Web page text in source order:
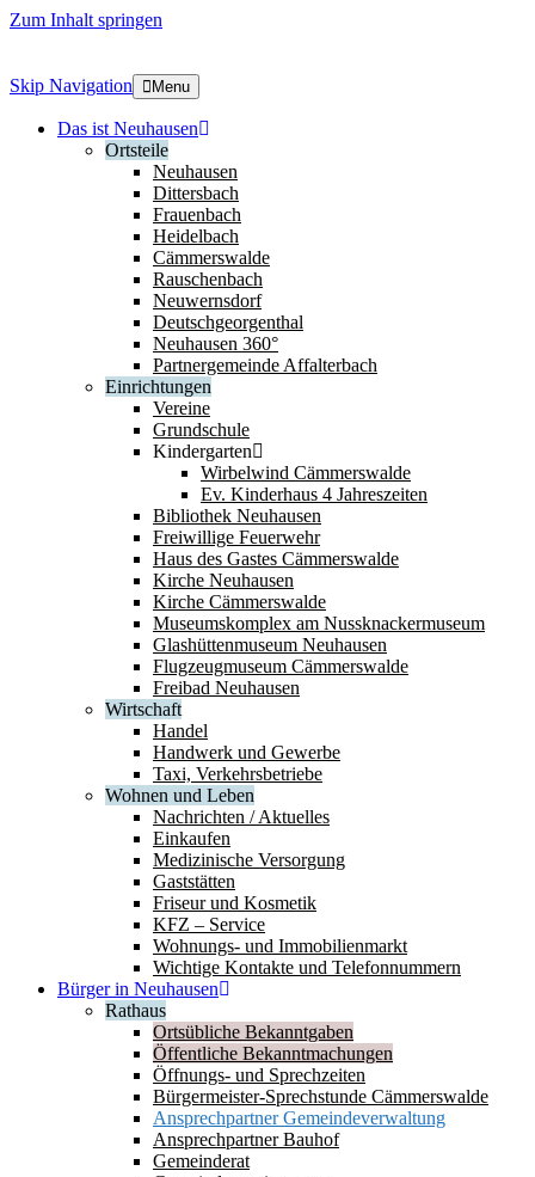
Zum Inhalt springen
Skip Navigation Menu
Das ist Neuhausen
Ortsteile
Neuhausen
Dittersbach
Frauenbach
Heidelbach
Cämmerswalde
Rauschenbach
Neuwernsdorf
Deutschgeorgenthal
Neuhausen 360°
Partnergemeinde Affalterbach
Einrichtungen
Vereine
Grundschule
Kindergarten
Wirbelwind Cämmerswalde
Ev. Kinderhaus 4 Jahreszeiten
Bibliothek Neuhausen
Freiwillige Feuerwehr
Haus des Gastes Cämmerswalde
Kirche Neuhausen
Kirche Cämmerswalde
Museumskomplex am Nussknackermuseum
Glashüttenmuseum Neuhausen
Flugzeugmuseum Cämmerswalde
Freibad Neuhausen
Wirtschaft
Handel
Handwerk und Gewerbe
Taxi, Verkehrsbetriebe
Wohnen und Leben
Nachrichten / Aktuelles
Einkaufen
Medizinische Versorgung
Gaststätten
Friseur und Kosmetik
KFZ – Service
Wohnungs- und Immobilienmarkt
Wichtige Kontakte und Telefonnummern
Bürger in Neuhausen
Rathaus
Ortsübliche Bekanntgaben
Öffentliche Bekanntmachungen
Öffnungs- und Sprechzeiten
Bürgermeister-Sprechstunde Cämmerswalde
Ansprechpartner Gemeindeverwaltung
Ansprechpartner Bauhof
Gemeinderat